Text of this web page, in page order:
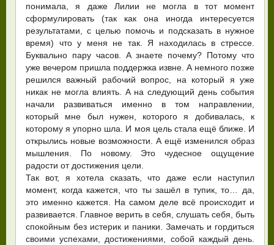
понимала, я даже Лилии не могла в тот момент
сформулировать (так как она иногда интересуется
результатами, с целью помочь и подсказать в нужное
время) что у меня не так. Я находилась в стрессе.
Буквально пару часов. А знаете почему? Потому что
уже вечером пришла поддержка извне. А немного позже
решился важный рабочий вопрос, на который я уже
никак не могла влиять. А на следующий день события
начали развиваться именно в том направлении,
который мне был нужен, которого я добивалась, к
которому я упорно шла. И моя цель стала ещё ближе. И
открылись новые возможности. А ещё изменился образ
мышления. По новому. Это чудесное ощущение
радости от достижения цели.
Так вот, я хотела сказать, что даже если наступил
момент, когда кажется, что ты зашёл в тупик, то… да,
это именно кажется. На самом деле всё происходит и
развивается. Главное верить в себя, слушать себя, быть
спокойным без истерик и паники. Замечать и гордиться
своими успехами, достижениями, собой каждый день.